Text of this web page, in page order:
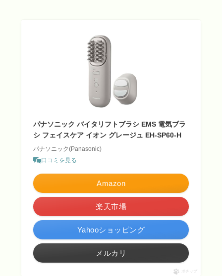
パナソニック バイタリフトブラシ EMS 電気ブラ
シ フェイスケア イオン グレージュ EH-SP60-H
パナソニック(Panasonic)
口コミを見る
Amazon
楽天市場
Yahooショッピング
メルカリ
ポチップ